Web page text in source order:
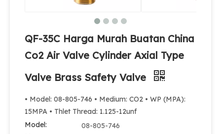
QF-35C Harga Murah Buatan China
Co2 Air Valve Cylinder Axial Type
Valve Brass Safety Valve
• Model: 08-805-746 • Medium: CO2 • WP (MPA):
15MPA • Thlet Thread: 1.125-12unf
Model:
08-805-746